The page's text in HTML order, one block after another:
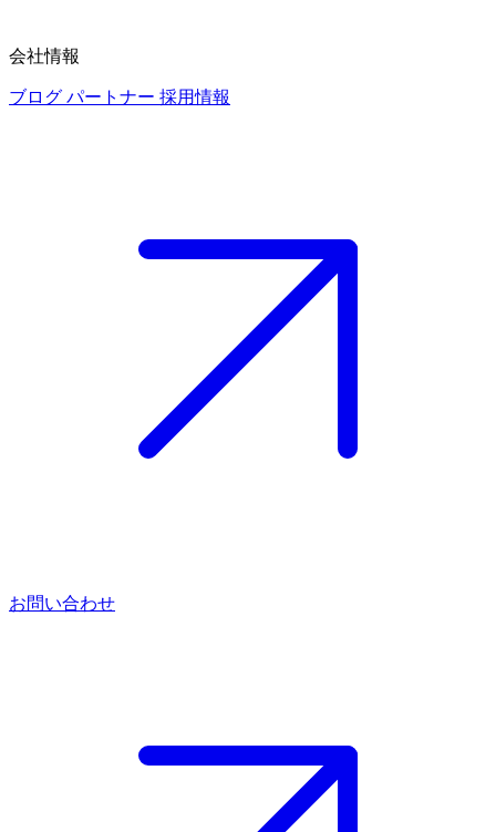
会社情報
ブログ パートナー 採用情報
お問い合わせ